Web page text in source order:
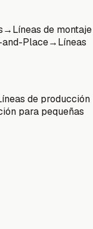
→Líneas de montaje
and-Place→Líneas
de producción
para pequeñas